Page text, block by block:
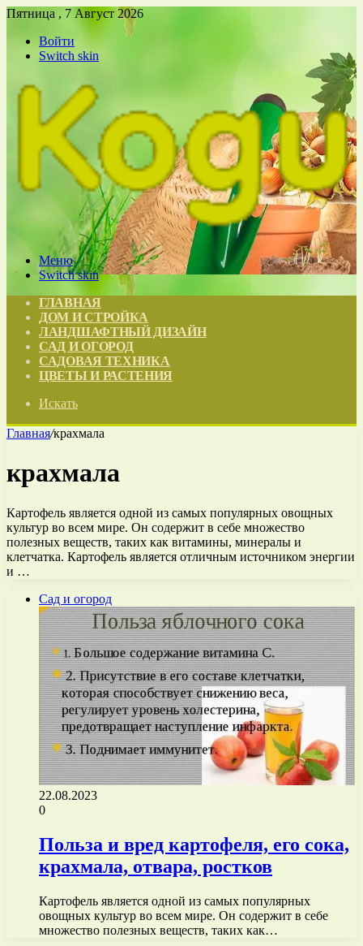
Пятница , 7 Август 2026
Войти
Switch skin
Меню
Switch skin
ГЛАВНАЯ
ДОМ И СТРОЙКА
ЛАНДШАФТНЫЙ ДИЗАЙН
САД И ОГОРОД
САДОВАЯ ТЕХНИКА
ЦВЕТЫ И РАСТЕНИЯ
Искать
Главная/крахмала
крахмала
Картофель является одной из самых популярных овощных
культур во всем мире. Он содержит в себе множество
полезных веществ, таких как витамины, минералы и
клетчатка. Картофель является отличным источником энергии
и …
Сад и огород
22.08.2023
0
Польза и вред картофеля, его сока,
крахмала, отвара, ростков
Картофель является одной из самых популярных
овощных культур во всем мире. Он содержит в себе
множество полезных веществ, таких как…